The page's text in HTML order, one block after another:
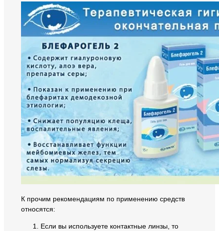
К прочим рекомендациям по применению средств
относятся:
Если вы используете контактные линзы, то